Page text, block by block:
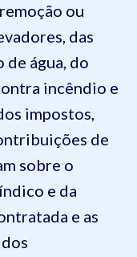
ou
das
de água, do
incêndio e
impostos,
de
sobre o
e da
e as